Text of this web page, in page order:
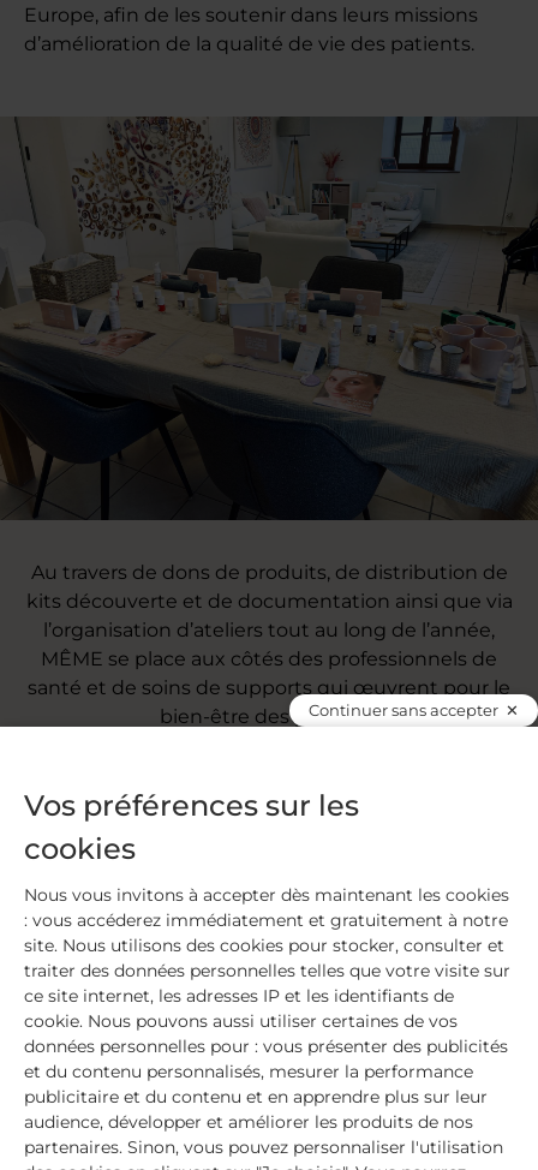
Europe, afin de les soutenir dans leurs missions
d’amélioration de la qualité de vie des patients.
Au travers de dons de produits, de distribution de
kits découverte et de documentation ainsi que via
l’organisation d’ateliers tout au long de l’année,
MÊME se place aux côtés des professionnels de
santé et de soins de supports qui œuvrent pour le
bien-être des patients.
Découvrir nos associations partenaires
Une action concrète, 365 jours
par an
Chaque année, Octobre Rose est l'occasion pour
nous de profiter de toute la place donnée au
cancer dans le débat public pour libérer la parole
Continuer sans accepter
Vos préférences sur les
cookies
Nous vous invitons à accepter dès maintenant les cookies
: vous accéderez immédiatement et gratuitement à notre
site. Nous utilisons des cookies pour stocker, consulter et
traiter des données personnelles telles que votre visite sur
ce site internet, les adresses IP et les identifiants de
cookie. Nous pouvons aussi utiliser certaines de vos
données personnelles pour : vous présenter des publicités
et du contenu personnalisés, mesurer la performance
publicitaire et du contenu et en apprendre plus sur leur
audience, développer et améliorer les produits de nos
partenaires. Sinon, vous pouvez personnaliser l'utilisation